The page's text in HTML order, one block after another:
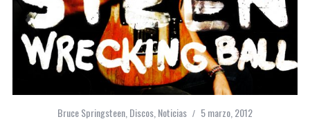
Bruce Springsteen Discos Noticias 5 marzo, 2012